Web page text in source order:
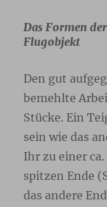
Das Formen
Flugobjekt
Den gut
bemehlte
Stücke. Ein
sein wie das
Ihr zu einer
spitzen Ende
das andere